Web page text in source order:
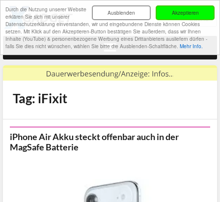
Akzeptieren
Ausblenden
Durch die Nutzung unserer Website
erklären Sie sich mit unserer
Datenschutzerklärung einverstanden, wir und eingebundene Dienste können Cookies
setzen. Mit Klick auf den Akzeptieren-Button bestätigen Sie außerdem, dass wir Ihnen
Inhalte (YouTube) & personenbezogene Werbung eines Drittanbieters ausliefern dürfen -
falls Sie dies nicht wünschen, wählen Sie bitte die Ausblenden-Schaltfläche. Mehr Info.
Tag: iFixit
iPhone Air Akku steckt offenbar auch in der
MagSafe Batterie